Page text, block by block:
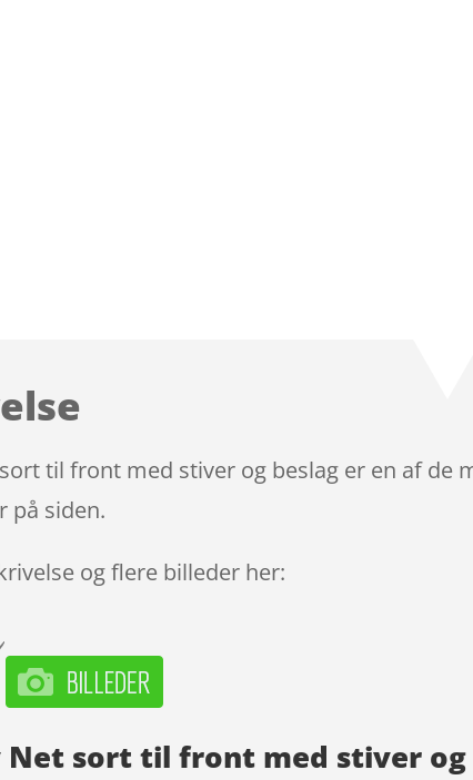
til front med stiver og beslag er en af de
på siden.
og flere billeder her:
Net sort til front med stiver